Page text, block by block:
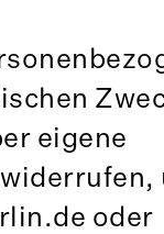
eigene
oder